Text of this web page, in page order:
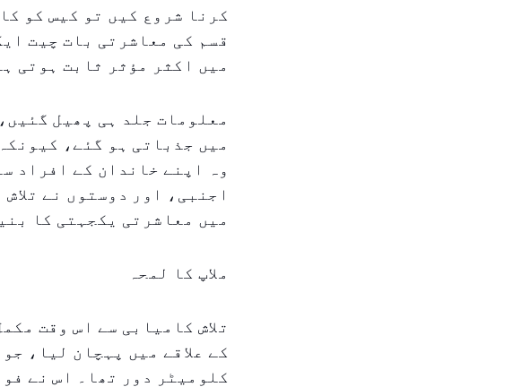
کرنا شروع کیں تو کیس کو
قسم کی معاشرتی بات چیت
میں اکثر مؤثر ثابت ہوتی
معلومات جلد ہی پھیل
میں جذباتی ہو گئے،
وہ اپنے خاندان کے افراد
اجنبی، اور دوستوں نے
میں معاشرتی یکجہتی کا
ملاپ کا لمحہ
تلاش کامیابی سے اس وقت
کلومیٹر دور تھا۔ اس نے